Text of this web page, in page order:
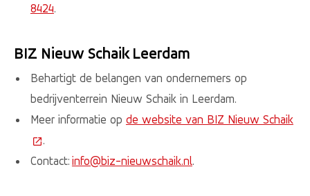
8424.
BIZ Nieuw Schaik Leerdam
Behartigt de belangen van ondernemers op
bedrijventerrein Nieuw Schaik in Leerdam.
Meer informatie op de website van BIZ Nieuw Schaik
(Deze link gaat naar een externe website)
.
Contact: info@biz-nieuwschaik.nl.